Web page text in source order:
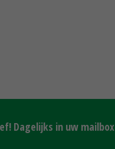
Dagelijks in uw mailbox